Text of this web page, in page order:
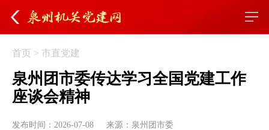
首页 >市直党建
泉州团市委传达学习全国党建工作
座谈会精神
发布时间：2026-07-08 来源：泉州团市委